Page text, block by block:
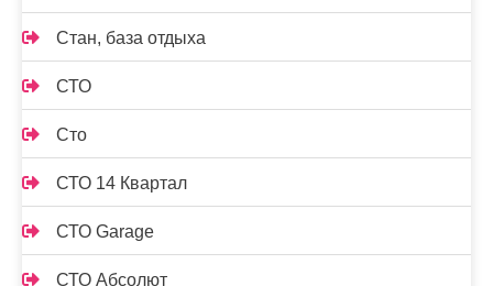
Стан, база отдыха
СТО
Сто
СТО 14 Квартал
СТО Garage
СТО Абсолют